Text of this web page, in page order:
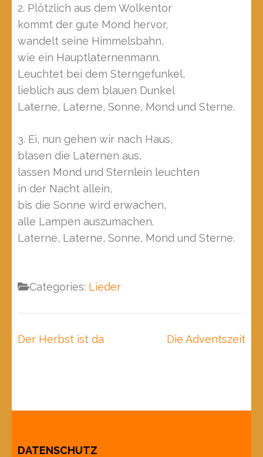
2. Plötzlich aus dem Wolkentor
kommt der gute Mond hervor,
wandelt seine Himmelsbahn,
wie ein Hauptlaternenmann.
Leuchtet bei dem Sterngefunkel,
lieblich aus dem blauen Dunkel
Laterne, Laterne, Sonne, Mond und Sterne.
3. Ei, nun gehen wir nach Haus,
blasen die Laternen aus,
lassen Mond und Sternlein leuchten
in der Nacht allein,
bis die Sonne wird erwachen,
alle Lampen auszumachen.
Laterne, Laterne, Sonne, Mond und Sterne.
Categories: Lieder
Beitragsnavigation
Der Herbst ist da Die Adventszeit
DATENSCHUTZ